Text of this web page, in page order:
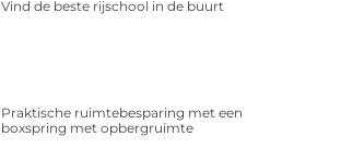
Vind de beste rijschool in de buurt
Praktische ruimtebesparing met een
boxspring met opbergruimte